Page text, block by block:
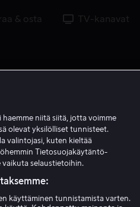
& osta TV-kanavat
niitä siitä, jotta voimme
olevat yksilölliset tunnisteet.
valintojasi, kuten kieltää
Tietosuojakäytäntö-
selaustietoihin.
käyttäminen tunnistamista varten.